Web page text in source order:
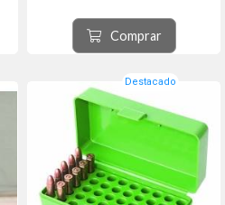
Comprar
Destacado